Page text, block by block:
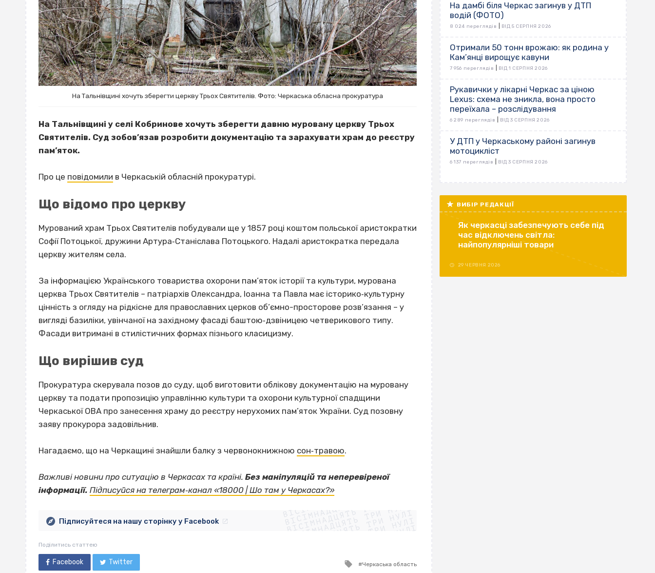
На Тальнівщині хочуть зберегти церкву Трьох Святителів. Фото: Черкаська обласна прокуратура
На Тальнівщині у селі Кобринове хочуть зберегти давню муровану церкву Трьох
Святителів. Суд зобов’язав розробити документацію та зарахувати храм до реєстру
пам’яток.
Про це повідомили в Черкаській обласній прокуратурі.
Що відомо про церкву
Мурований храм Трьох Святителів побудували ще у 1857 році коштом польської аристократки
Софії Потоцької, дружини Артура‐Станіслава Потоцького. Надалі аристократка передала
церкву жителям села.
За інформацією Українського товариства охорони пам’яток історії та культури, мурована
церква Трьох Святителів – патріархів Олександра, Іоанна та Павла має історико‐культурну
цінність з огляду на рідкісне для православних церков об’ємно-просторове розв’язання – у
вигляді базиліки, увінчаної на західному фасаді баштою‐дзвіницею четверикового типу.
Фасади витримані в стилістичних формах пізнього класицизму.
Що вирішив суд
Прокуратура скерувала позов до суду, щоб виготовити облікову документацію на муровану
церкву та подати пропозицію управлінню культури та охорони культурної спадщини
Черкаської ОВА про занесення храму до реєстру нерухомих пам’яток України. Суд позовну
заяву прокурора задовільнив.
Нагадаємо, що на Черкащині знайшли балку з червонокнижною сон‐травою.
Важливі новини про ситуацію в Черкасах та країні. Без маніпуляцій та неперевіреної
інформації. Підписуйся на телеграм‐канал «18000 | Шо там у Черкасах?»ВІСІМНАДЦЯТЬ ТРИ НУЛІ
ВІСІМНАДЦЯТЬ ТРИ НУЛІ
ВІСІМНАДЦЯТЬ ТРИ НУЛІ
ВІСІМНАДЦЯТЬ ТРИ НУЛІ
ВІСІМНАДЦЯТЬ ТРИ НУЛІ
ВІСІМНАДЦЯТЬ ТРИ НУЛІ
ВІСІМНАДЦЯТЬ ТРИ НУЛІ
ВІСІМНАДЦЯТЬ ТРИ НУЛІ
Підписуйтеся на нашу сторінку у Facebook
Поділитись статтею
Facebook Twitter
Tagged
Черкаська область
На дамбі біля Черкас загинув у ДТП
водій (ФОТО)
8 024 переглядів ВІД 5 СЕРПНЯ 2026
Отримали 50 тонн врожаю: як родина у
Кам’янці вирощує кавуни
7 956 переглядів ВІД 1 СЕРПНЯ 2026
Рукавички у лікарні Черкас за ціною
Lexus: схема не зникла, вона просто
переїхала – розслідування
6 289 переглядів ВІД 3 СЕРПНЯ 2026
У ДТП у Черкаському районі загинув
мотоцикліст
6 137 переглядів ВІД 3 СЕРПНЯ 2026
ВИБІР РЕДАКЦІЇ
Як черкасці забезпечують себе під
час відключень світла:
найпопулярніші товари
29 ЧЕРВНЯ 2026